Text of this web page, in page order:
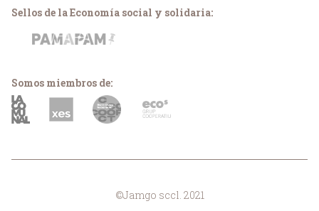
Somos miembros de:
Sellos de la Economía social y solidaria:
©Jamgo sccl. 2021